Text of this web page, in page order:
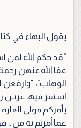
يقول البهاء في
"قد حكم الله لمن
عفا الله عنهن
الوهاب"، "وارفعن
استقر فيها عرش
يأمركم مولى
عما أمرتم به من ..